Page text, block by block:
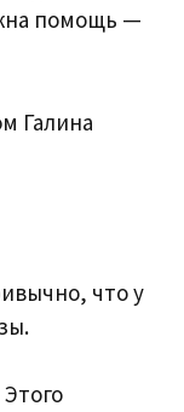
помощь —
Галина
что у